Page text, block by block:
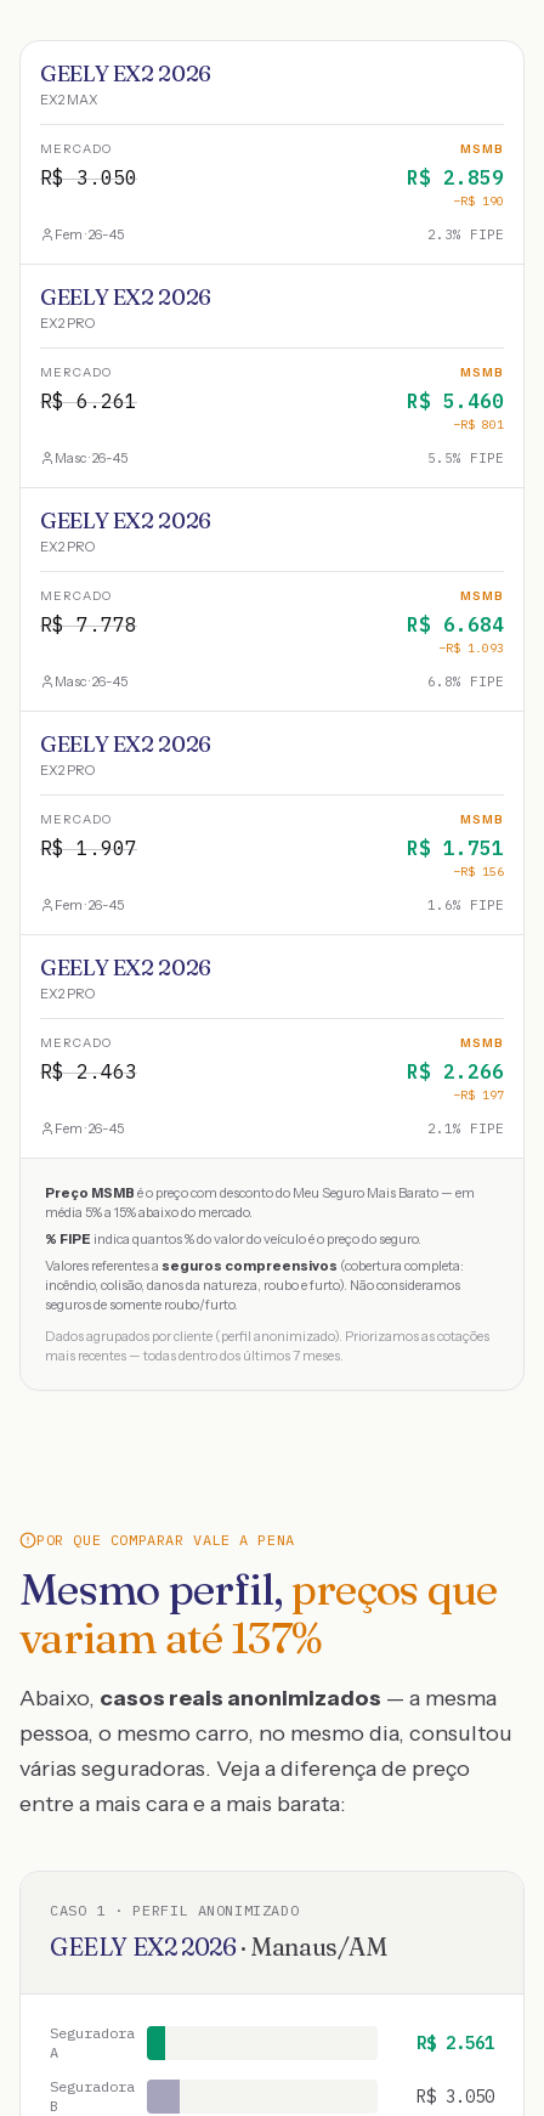
GEELY EX2 2026
EX2 MAX
MERCADO
R$3.050
MSMB
R$ 2.859
−R$ 190
Fem · 26-45 2.3% FIPE
GEELY EX2 2026
EX2 PRO
MERCADO
R$6.261
MSMB
R$ 5.460
−R$ 801
Masc · 26-45 5.5% FIPE
GEELY EX2 2026
EX2 PRO
MERCADO
R$7.778
MSMB
R$ 6.684
−R$ 1.093
Masc · 26-45 6.8% FIPE
GEELY EX2 2026
EX2 PRO
MERCADO
R$1.907
MSMB
R$ 1.751
−R$ 156
Fem · 26-45 1.6% FIPE
GEELY EX2 2026
EX2 PRO
MERCADO
R$2.463
MSMB
R$ 2.266
−R$ 197
Fem · 26-45 2.1% FIPE
Preço MSMB é o preço com desconto do Meu Seguro Mais Barato — em
média 5% a 15% abaixo do mercado.
% FIPE indica quantos % do valor do veículo é o preço do seguro.
Valores referentes a seguros compreensivos (cobertura completa:
incêndio, colisão, danos da natureza, roubo e furto). Não consideramos
seguros de somente roubo/furto.
Dados agrupados por cliente (perfil anonimizado). Priorizamos as cotações
mais recentes — todas dentro dos últimos 7 meses.
POR QUE COMPARAR VALE A PENA
Mesmo perfil, preços que
variam até137%
Abaixo, casos reais anonimizados — a mesma
pessoa, o mesmo carro, no mesmo dia, consultou
várias seguradoras. Veja a diferença de preço
entre a mais cara e a mais barata:
CASO 1 · PERFIL ANONIMIZADO
GEELY EX22026· Manaus/AM
Seguradora
A
R$ 2.561
Seguradora
B
R$ 3.050